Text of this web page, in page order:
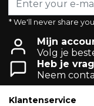
* We'll never share
Mijn
Volg je
Heb je
Neem
Klantenservice